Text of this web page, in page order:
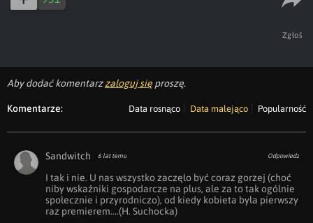
Zgłoś
Aby dodać komentarzzaloguj się proszę.
Komentarze: Data rosnąco Data malejąco Popularność
Sandwitch 6 lat temu Odpowiedz
I tak i nie. U nas wszystko zaczęło być coraz gorzej (choć
niby wskaźniki gospodarcze na plus, ale za to tak ogólnie
społecznie i przyrodniczo), od kiedy kobieta była pierwszy
raz premierem....(H. Suchocka)